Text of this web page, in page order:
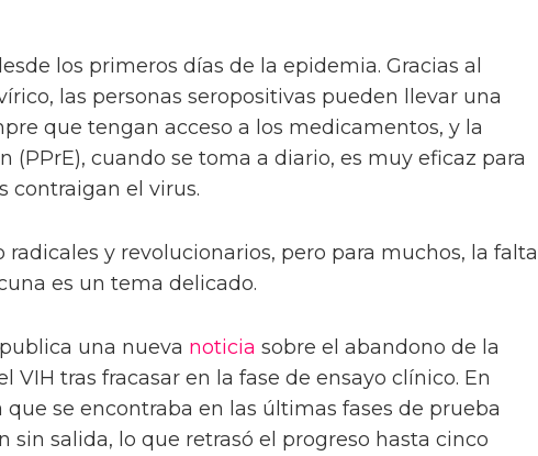
los primeros días de la epidemia. Gracias al
las personas seropositivas pueden llevar una
que tengan acceso a los medicamentos, y la
(PPrE), cuando se toma a diario, es muy eficaz para
contraigan el virus.
radicales y revolucionarios, pero para muchos, la falta
es un tema delicado.
una nueva noticia sobre el abandono de la
VIH tras fracasar en la fase de ensayo clínico. En
se encontraba en las últimas fases de prueba
sin salida, lo que retrasó el progreso hasta cinco